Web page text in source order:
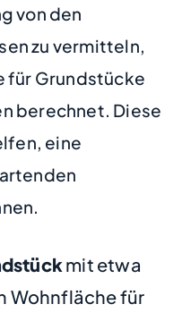
von den
zu vermitteln,
für Grundstücke
berechnet. Diese
eine
mit etwa
Wohnfläche für